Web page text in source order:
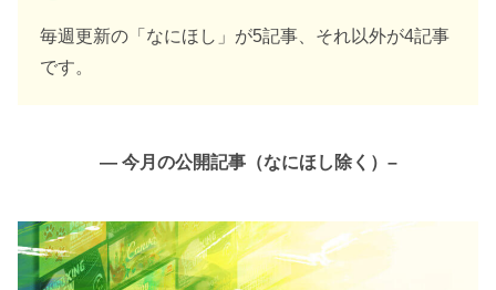
毎週更新の「なにほし」が5記事、それ以外が4記事
です。
— 今月の公開記事（なにほし除く）–